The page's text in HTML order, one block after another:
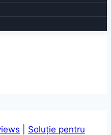
Soluție pentru